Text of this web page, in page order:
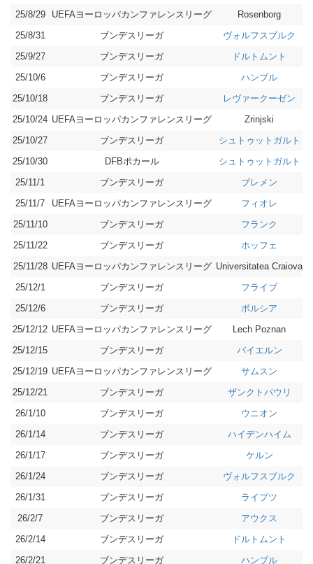
25/8/29
UEFAヨーロッパカンファレンスリーグ Rosenborg
25/8/31
ブンデスリーガ ヴォルフスブルク
25/9/27
ブンデスリーガ ドルトムント
25/10/6
ブンデスリーガ ハンブル
25/10/18
ブンデスリーガ レヴァークーゼン
25/10/24 UEFAヨーロッパカンファレンスリーグ Zrinjski
25/10/27
ブンデスリーガ シュトゥットガルト
25/10/30
DFBポカール シュトゥットガルト
25/11/1
ブンデスリーガ ブレメン
25/11/7
UEFAヨーロッパカンファレンスリーグ フィオレ
25/11/10
ブンデスリーガ フランク
25/11/22
ブンデスリーガ ホッフェ
25/11/28 UEFAヨーロッパカンファレンスリーグ Universitatea Craiova
25/12/1
ブンデスリーガ フライブ
25/12/6
ブンデスリーガ ボルシア
25/12/12 UEFAヨーロッパカンファレンスリーグ Lech Poznan
25/12/15
ブンデスリーガ バイエルン
25/12/19 UEFAヨーロッパカンファレンスリーグ サムスン
25/12/21
ブンデスリーガ ザンクトパウリ
26/1/10
ブンデスリーガ ウニオン
26/1/14
ブンデスリーガ ハイデンハイム
26/1/17
ブンデスリーガ ケルン
26/1/24
ブンデスリーガ ヴォルフスブルク
26/1/31
ブンデスリーガ ライプツ
26/2/7
ブンデスリーガ アウクス
26/2/14
ブンデスリーガ ドルトムント
26/2/21
ブンデスリーガ ハンブル